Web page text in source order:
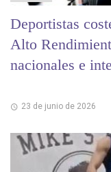
Deportistas
Alto
nacionales e
23 de junio de 2026